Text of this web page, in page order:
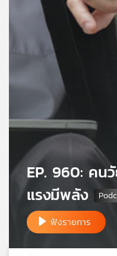
เครือ
ไทย
เอส
แผนที่
ข่าย
EP. 960: คน
แรงมีพลัง
ฟังรายการ